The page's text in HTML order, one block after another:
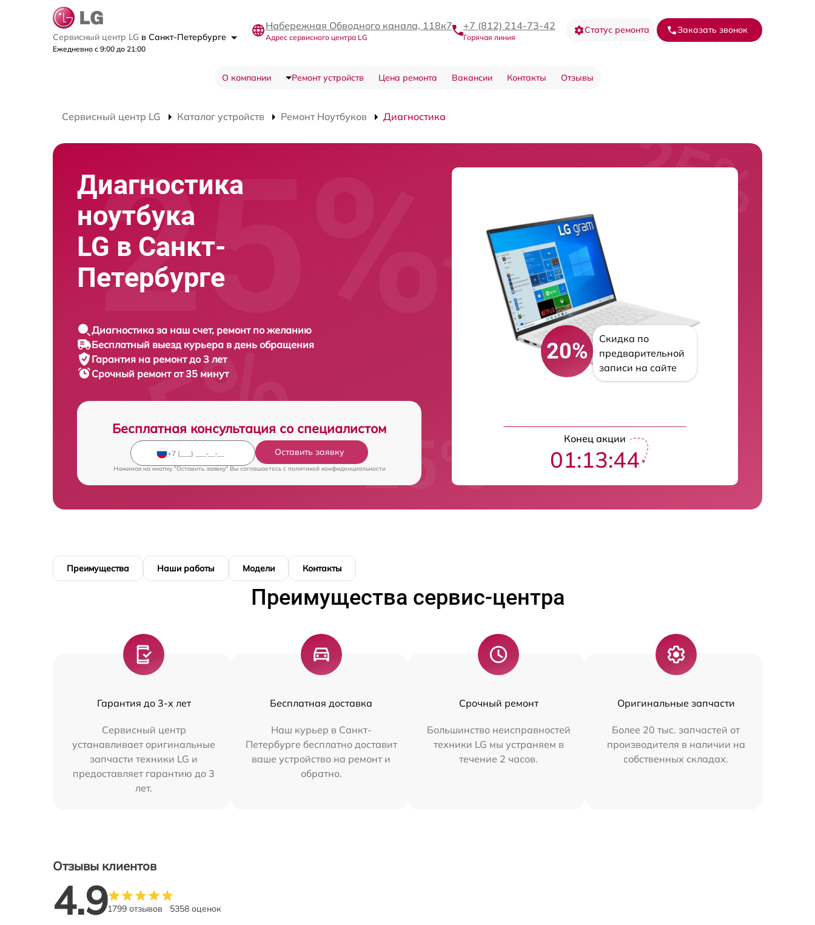
Сервисный центр LG в Санкт-Петербурге
Ежедневно с 9:00 до 21:00
Набережная Обводного канала, 118к7
Адрес сервисного центра LG
+7 (812) 214-73-42
Горячая линия
Статус ремонта Заказать звонок
О компании Ремонт устройств Цена ремонта Вакансии Контакты Отзывы
Сервисный центр LG Каталог устройств Ремонт Ноутбуков Диагностика
Диагностика
ноутбука
LG в Санкт-
Петербурге
Диагностика за наш счет, ремонт по желанию
Бесплатный выезд курьера в день обращения
Гарантия на ремонт до 3 лет
Срочный ремонт от 35 минут
Бесплатная консультация со специалистом
Оставить заявку
Нажимая на кнопку "Оставить заявку" Вы соглашаетесь c политикой конфиденциальности
20%
Скидка по
предварительной
записи на сайте
Конец акции
01:13:43
Преимущества Наши работы Модели Контакты
Преимущества сервис-центра
Гарантия до 3-х лет
Сервисный центр
устанавливает оригинальные
запчасти техники LG и
предоставляет гарантию до 3
лет.
Бесплатная доставка
Наш курьер в Санкт-
Петербурге бесплатно доставит
ваше устройство на ремонт и
обратно.
Срочный ремонт
Большинство неисправностей
техники LG мы устраняем в
течение 2 часов.
Оригинальные запчасти
Более 20 тыс. запчастей от
производителя в наличии на
собственных складах.
Отзывы клиентов
4.91799 отзывов 5358 оценок